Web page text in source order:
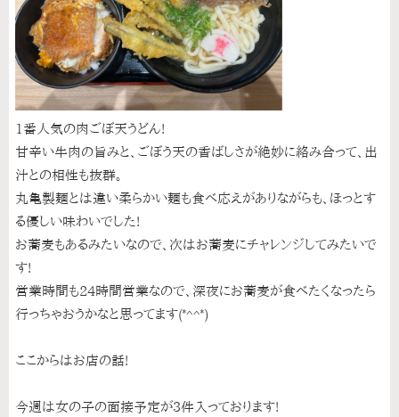
1番人気の肉ごぼ天うどん!
甘辛い牛肉の旨みと、ごぼう天の香ばしさが絶妙に絡み合って、出
汁との相性も抜群。
丸亀製麺とは違い柔らかい麺も食べ応えがありながらも、ほっとす
る優しい味わいでした!
お蕎麦もあるみたいなので、次はお蕎麦にチャレンジしてみたいで
す!
営業時間も24時間営業なので、深夜にお蕎麦が食べたくなったら
行っちゃおうかなと思ってます(*^^*)
ここからはお店の話!
今週は女の子の面接予定が3件入っております!